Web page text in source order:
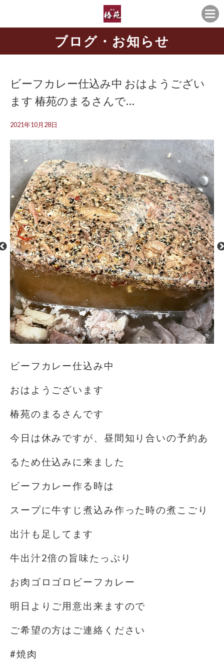
ブログ・お知らせ
ビーフカレー仕込み中 おはようござい
ます️ 椿苑のまるさんで…
2021年10月28日
ビーフカレー仕込み中
おはようございます️
椿苑のまるさんです
今日は休みですが、昼間知り合いの予約あ
るため仕込みに来ました
ビーフカレー作る時は
スープに牛すじ煮込み作った時の煮こごり
出汁も足してます
牛出汁2倍の旨味たっぷり
お肉ゴロゴロビーフカレー
明日よりご用意出来ますので
ご希望の方はご連絡ください
#焼肉